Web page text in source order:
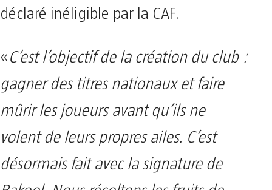
déclaré inéligible par la CAF.
«C’est l’objectif de la création du club :
gagner des titres nationaux et faire
mûrir les joueurs avant qu’ils ne
volent de leurs propres ailes. C’est
désormais fait avec la signature de